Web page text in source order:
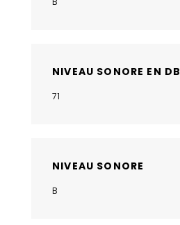
NIVEAU SONORE EN DB
71
NIVEAU SONORE
B